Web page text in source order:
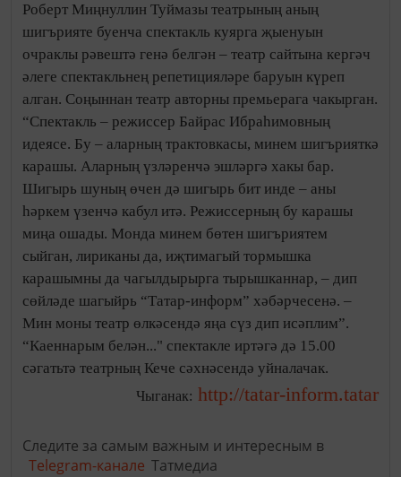
Роберт Миңнуллин Туймазы театрының аның
шигърияте буенча спектакль куярга җыенуын
очраклы рәвештә генә белгән – театр сайтына кергәч
әлеге спектакльнең репетицияләре баруын күреп
алган. Соңыннан театр авторны премьерага чакырган.
“Спектакль – режиссер Байрас Ибраһимовның
идеясе. Бу – аларның трактовкасы, минем шигърияткә
карашы. Аларның үзләренчә эшләргә хакы бар.
Шигырь шуның өчен дә шигырь бит инде – аны
һәркем үзенчә кабул итә. Режиссерның бу карашы
миңа ошады. Монда минем бөтен шигъриятем
сыйган, лириканы да, иҗтимагый тормышка
карашымны да чагылдырырга тырышканнар, – дип
сөйләде шагыйрь “Татар-информ” хәбәрчесенә. –
Мин моны театр өлкәсендә яңа сүз дип исәплим”.
“Каеннарым белән..." спектакле иртәгә дә 15.00
сәгатьтә театрның Кече сәхнәсендә уйналачак.
Чыганак: http://tatar-inform.tatar
Следите за самым важным и интересным в
Telegram-канале Татмедиа